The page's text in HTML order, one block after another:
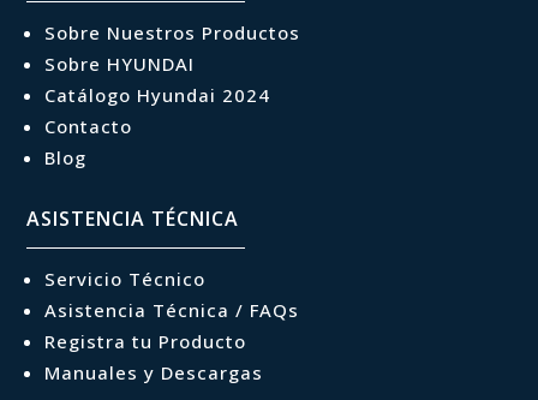
Sobre Nuestros Productos
Sobre HYUNDAI
Catálogo Hyundai 2024
Contacto
Blog
ASISTENCIA TÉCNICA
Servicio Técnico
Asistencia Técnica / FAQs
Registra tu Producto
Manuales y Descargas